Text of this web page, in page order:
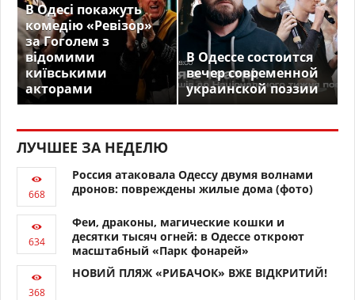
В Одесі покажуть
комедію «Ревізор»
за Гоголем з
відомими
київськими
акторами
В Одессе состоится
вечер современной
украинской поэзии
ЛУЧШЕЕ ЗА НЕДЕЛЮ
Россия атаковала Одессу двумя волнами
дронов: повреждены жилые дома (фото)
Феи, драконы, магические кошки и
десятки тысяч огней: в Одессе откроют
масштабный «Парк фонарей»
НОВИЙ ПЛЯЖ «РИБАЧОК» ВЖЕ ВІДКРИТИЙ!